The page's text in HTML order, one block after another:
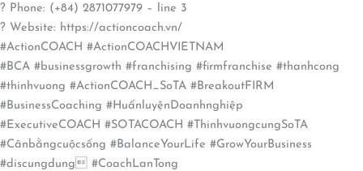
? Phone: (+84) 2871077979 – line 3
? Website: https://actioncoach.vn/
#ActionCOACH #ActionCOACHVIETNAM
#BCA #businessgrowth #franchising #firmfranchise #thanhcong
#thinhvuong #ActionCOACH_SoTA #BreakoutFIRM
#BusinessCoaching #HuấnluyệnDoanhnghiệp
#ExecutiveCOACH #SOTACOACH #ThinhvuongcungSoTA
#Cânbằngcuộcsống #BalanceYourLife #GrowYourBusiness
#discungdung #CoachLanTong